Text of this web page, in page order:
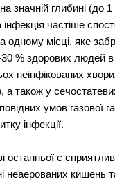
значній глибині
частіше
одному місці, яке
% здорових людей в
неінфікованих
також у
умов газової
інфекції.
останньої є
неаерованих кишень